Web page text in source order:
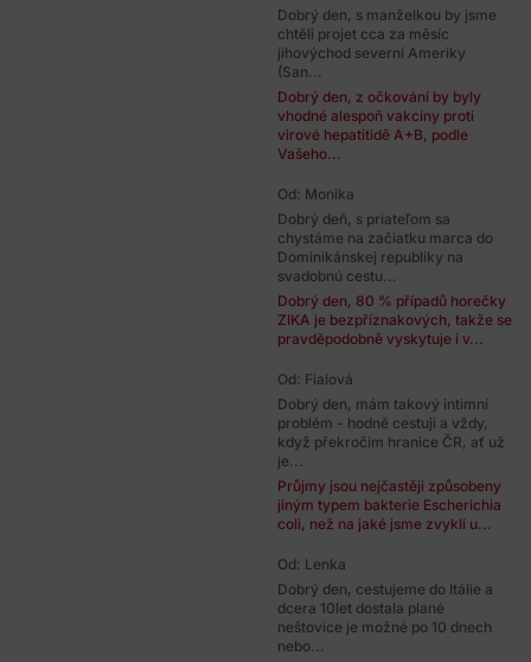
Dobrý den, s manželkou by jsme
chtěli projet cca za měsíc
jihovýchod severní Ameriky
(San...
Dobrý den, z očkování by byly
vhodné alespoň vakcíny proti
virové hepatitidě A+B, podle
Vašeho...
Od: Monika
Dobrý deň, s priateľom sa
chystáme na začiatku marca do
Dominikánskej republiky na
svadobnú cestu...
Dobrý den, 80 % případů horečky
ZIKA je bezpříznakových, takže se
pravděpodobně vyskytuje i v...
Od: Fialová
Dobrý den, mám takový intimní
problém - hodně cestuji a vždy,
když překročím hranice ČR, ať už
je...
Průjmy jsou nejčastěji způsobeny
jiným typem bakterie Escherichia
coli, než na jaké jsme zvyklí u...
Od: Lenka
Dobrý den, cestujeme do Itálie a
dcera 10let dostala plané
neštovice je možné po 10 dnech
nebo...